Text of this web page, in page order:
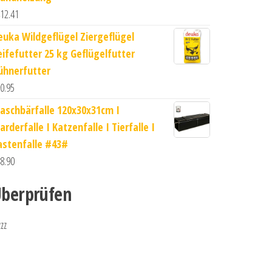
Wildgeflügel Ziergeflügel
25 kg Geflügelfutter
120x30x31cm I
I Katzenfalle I Tierfalle I
#43#